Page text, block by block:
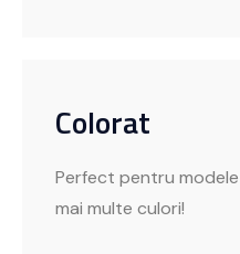
Colorat
Perfect pentru
mai multe culori!